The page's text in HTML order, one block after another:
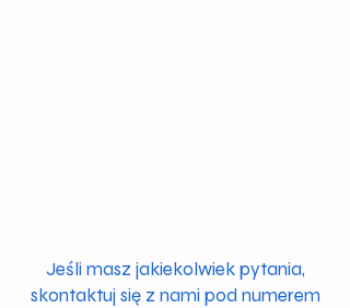
Jeśli masz jakiekolwiek pytania,
skontaktuj się z nami pod numerem